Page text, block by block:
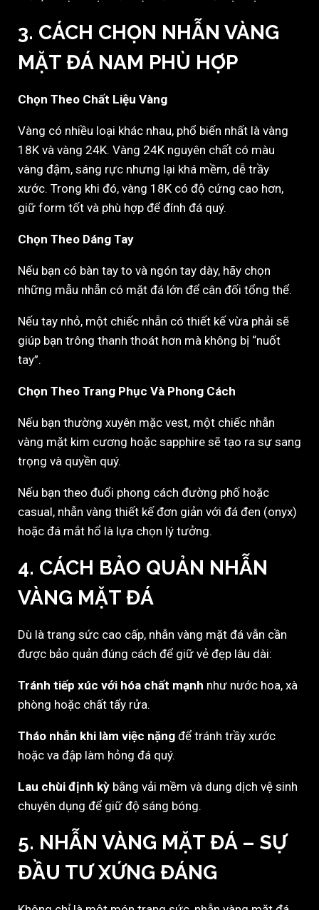
3. CÁCH CHỌN NHẪN VÀNG
MẶT ĐÁ NAM PHÙ HỢP
Chọn Theo Chất Liệu Vàng
Vàng có nhiều loại khác nhau, phổ biến nhất là vàng
18K và vàng 24K. Vàng 24K nguyên chất có màu
vàng đậm, sáng rực nhưng lại khá mềm, dễ trầy
xước. Trong khi đó, vàng 18K có độ cứng cao hơn,
giữ form tốt và phù hợp để đính đá quý.
Chọn Theo Dáng Tay
Nếu bạn có bàn tay to và ngón tay dày, hãy chọn
những mẫu nhẫn có mặt đá lớn để cân đối tổng thể.
Nếu tay nhỏ, một chiếc nhẫn có thiết kế vừa phải sẽ
giúp bạn trông thanh thoát hơn mà không bị “nuốt
tay”.
Chọn Theo Trang Phục Và Phong Cách
Nếu bạn thường xuyên mặc vest, một chiếc nhẫn
vàng mặt kim cương hoặc sapphire sẽ tạo ra sự sang
trọng và quyền quý.
Nếu bạn theo đuổi phong cách đường phố hoặc
casual, nhẫn vàng thiết kế đơn giản với đá đen (onyx)
hoặc đá mắt hổ là lựa chọn lý tưởng.
4. CÁCH BẢO QUẢN NHẪN
VÀNG MẶT ĐÁ
Dù là trang sức cao cấp, nhẫn vàng mặt đá vẫn cần
được bảo quản đúng cách để giữ vẻ đẹp lâu dài:
Tránh tiếp xúc với hóa chất mạnh như nước hoa, xà
phòng hoặc chất tẩy rửa.
Tháo nhẫn khi làm việc nặng để tránh trầy xước
hoặc va đập làm hỏng đá quý.
Lau chùi định kỳ bằng vải mềm và dung dịch vệ sinh
chuyên dụng để giữ độ sáng bóng.
5. NHẪN VÀNG MẶT ĐÁ – SỰ
ĐẦU TƯ XỨNG ĐÁNG